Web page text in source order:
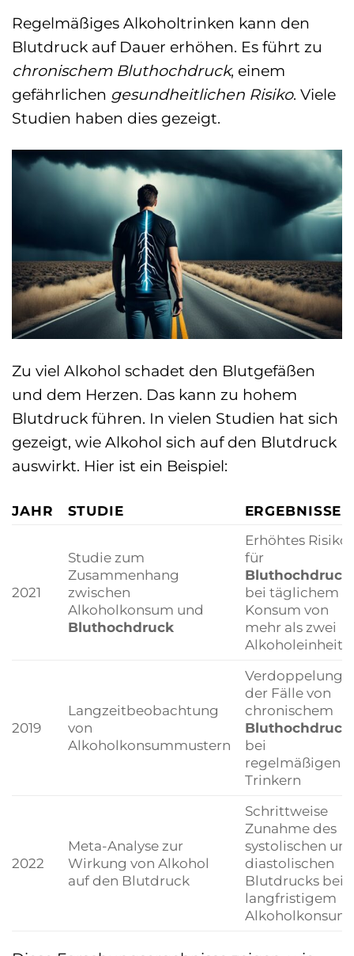
Regelmäßiges Alkoholtrinken kann den
Blutdruck auf Dauer erhöhen. Es führt zu
chronischem Bluthochdruck, einem
gefährlichen gesundheitlichen Risiko. Viele
Studien haben dies gezeigt.
Zu viel Alkohol schadet den Blutgefäßen
und dem Herzen. Das kann zu hohem
Blutdruck führen. In vielen Studien hat sich
gezeigt, wie Alkohol sich auf den Blutdruck
auswirkt. Hier ist ein Beispiel:
JAHR STUDIE ERGEBNISSE
2021
Studie zum
Zusammenhang
zwischen
Alkoholkonsum und
Bluthochdruck
Erhöhtes Risiko
für
Bluthochdruck
bei täglichem
Konsum von
mehr als zwei
2019
Langzeitbeobachtung
von
Alkoholkonsummustern
Verdoppelung
der Fälle von
chronischem
Bluthochdruck
bei
regelmäßigen
Trinkern
2022
Meta-Analyse zur
Wirkung von Alkohol
auf den Blutdruck
Schrittweise
Zunahme des
systolischen
diastolischen
Blutdrucks bei
langfristigem
Alkoholkonsum